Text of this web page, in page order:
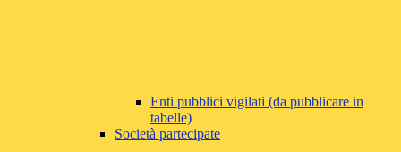
Enti pubblici vigilati (da pubblicare in
tabelle)
Società partecipate